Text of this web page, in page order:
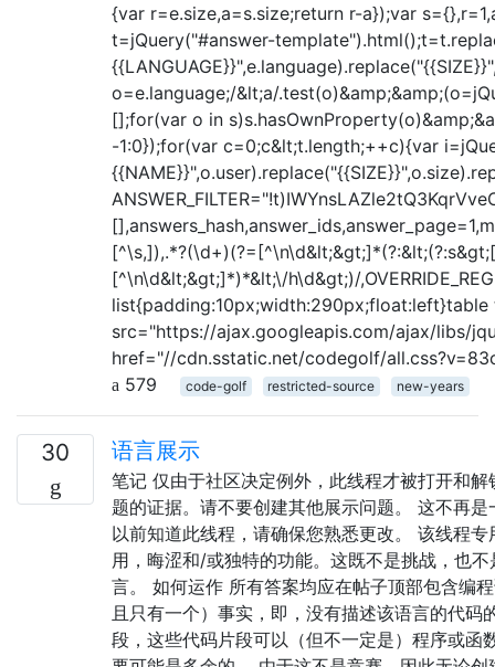
{var r=e.size,a=s.size;return r-a});var
t=jQuery("#answer-
o=e.language;/&lt;a/
[];for(var o in
-1:0});for(var c=0;c&lt;t.length;++c){var
[^\n\d&lt;&gt;]*)*&lt;\/h\d&gt;)/
src="https://ajax.googleapis.com/ajax/libs/
href="//cdn.sstatic.net/codegolf/
579
code-golf restricted-source new-years
30 语言展示
笔记 仅由于社区决定例外，此线程才被打开和
题的证据。请不要创建其他展示问题。 这不再
以前知道此线程，请确保您熟悉更改。 该线程
用，晦涩和/或独特的功能。这既不是挑战，也
言。 如何运作 所有答案均应在帖子顶部包含编
且只有一个）事实，即，没有描述该语言的代
段，这些代码片段可以（但不一定是）程序或